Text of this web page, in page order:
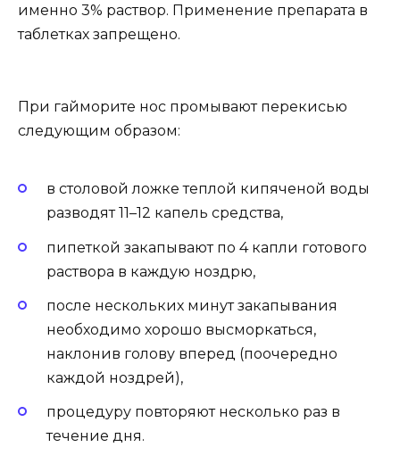
именно 3% раствор. Применение препарата в
таблетках запрещено.
При гайморите нос промывают перекисью
следующим образом:
в столовой ложке теплой кипяченой воды
разводят 11–12 капель средства,
пипеткой закапывают по 4 капли готового
раствора в каждую ноздрю,
после нескольких минут закапывания
необходимо хорошо высморкаться,
наклонив голову вперед (поочередно
каждой ноздрей),
процедуру повторяют несколько раз в
течение дня.